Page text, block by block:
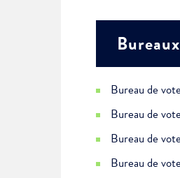
Bureau de
Bureau de
Bureau de
Bureau de